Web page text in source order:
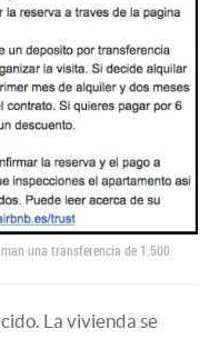
una transferencia de 1.500
La vivienda se